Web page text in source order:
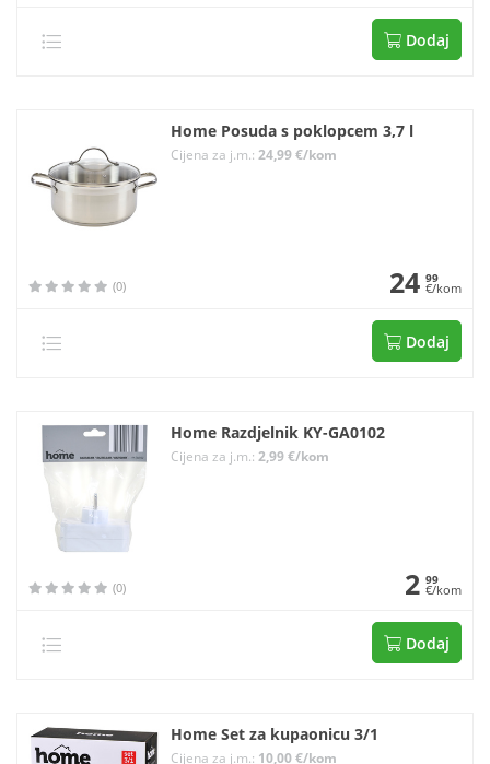
Dodaj
Home Posuda s poklopcem 3,7 l
Cijena za j.m.: 24,99 €/kom
(0) 24 99
€/kom
Dodaj
Home Razdjelnik KY-GA0102
Cijena za j.m.: 2,99 €/kom
(0) 2 99
€/kom
Dodaj
Home Set za kupaonicu 3/1
Cijena za j.m.: 10,00 €/kom